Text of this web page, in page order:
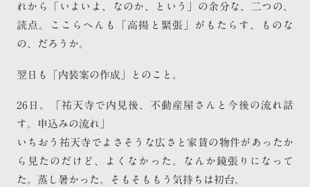
れから「いよいよ、なのか、という」の余分な、二つの、
読点。ここらへんも「高揚と緊張」がもたらす、ものな
の、だろうか。
翌日も「内装案の作成」とのこと。
26日。「祐天寺で内見後、不動産屋さんと今後の流れ話
す。申込みの流れ」
いちおう祐天寺でよさそうな広さと家賃の物件があったか
ら見たのだけど、よくなかった。なんか鏡張りになって
た。蒸し暑かった。そもそももう気持ちは初台。